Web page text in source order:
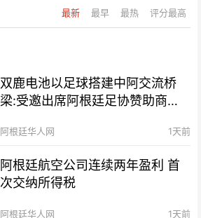
最新 最早 最热 评分最高
双鹿电池以足球搭建中阿交流桥
梁:受邀出席阿根廷足协赞助商招
阿根廷华人网 1天前
阿根廷航空公司连续两年盈利 首
次交纳所得税
阿根廷华人网 1天前